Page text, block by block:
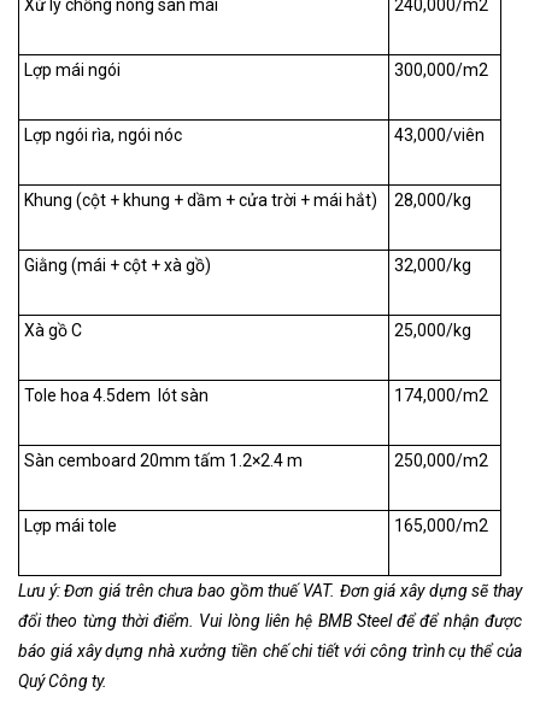
Xử lý chống nóng sàn mái 240,000/m2
Lợp mái ngói 300,000/m2
Lợp ngói rìa, ngói nóc 43,000/viên
Khung (cột + khung + dầm + cửa trời + mái hắt) 28,000/kg
Giằng (mái + cột + xà gồ) 32,000/kg
Xà gồ C 25,000/kg
Tole hoa 4.5dem lót sàn 174,000/m2
Sàn cemboard 20mm tấm 1.2×2.4 m 250,000/m2
Lợp mái tole 165,000/m2
Lưu ý: Đơn giá trên chưa bao gồm thuế VAT. Đơn giá xây dựng sẽ thay
đổi theo từng thời điểm. Vui lòng liên hệ BMB Steel để để nhận được
báo giá xây dựng nhà xưởng tiền chế chi tiết với công trình cụ thể của
Quý Công ty.